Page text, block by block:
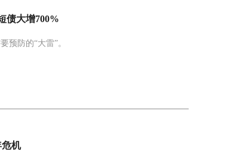
债大增700%
预防的“大雷”。
危机